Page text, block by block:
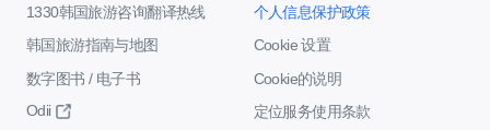
1330韩国旅游咨询翻译热线
韩国旅游指南与地图
数字图书 / 电子书
Odii
个人信息保护政策
Cookie 设置
Cookie的说明
定位服务使用条款